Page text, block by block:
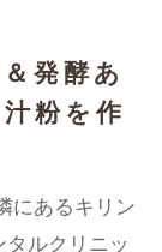
発酵あ
粉を作
にあるキリン
ルクリニッ